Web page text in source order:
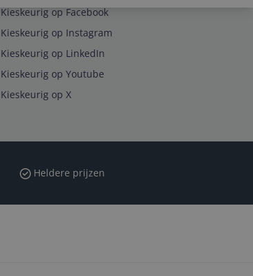
Kieskeurig op Facebook
Kieskeurig op Instagram
Kieskeurig op LinkedIn
Kieskeurig op Youtube
Kieskeurig op X
Heldere prijzen